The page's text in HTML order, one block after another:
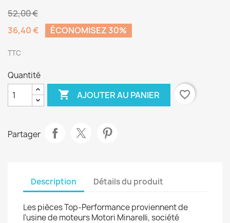
52,00 €
36,40 €
ÉCONOMISEZ 30%
TTC
Quantité
 AJOUTER AU PANIER favorite_border
Partager
Description Détails du produit
Les pièces Top-Performance proviennent de
l'usine de moteurs Motori Minarelli, société